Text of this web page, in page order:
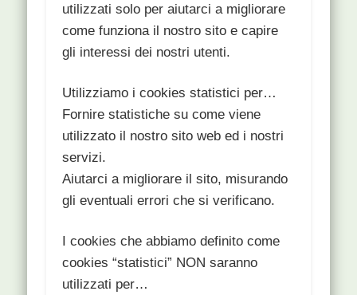
utilizzati solo per aiutarci a migliorare
come funziona il nostro sito e capire
gli interessi dei nostri utenti.
Utilizziamo i cookies statistici per…
Fornire statistiche su come viene
utilizzato il nostro sito web ed i nostri
servizi.
Aiutarci a migliorare il sito, misurando
gli eventuali errori che si verificano.
I cookies che abbiamo definito come
cookies “statistici” NON saranno
utilizzati per…